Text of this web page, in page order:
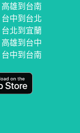
高雄到台南
台中到台北
台北到宜蘭
高雄到台中
台中到台南